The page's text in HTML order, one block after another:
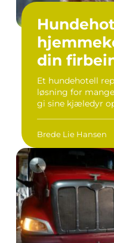
din
Et hundehotell
løsning for
gi sine kjæledyr
Brede Lie Hansen